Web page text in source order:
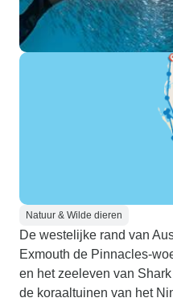
Natuur & Wilde dieren
De westelijke rand van
Exmouth de Pinnacles-
en het zeeleven van
de koraaltuinen van het